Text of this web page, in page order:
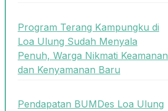
Program Terang Kampungku di
Loa Ulung Sudah Menyala
Penuh, Warga Nikmati Keamanan
dan Kenyamanan Baru
Pendapatan BUMDes Loa Ulung